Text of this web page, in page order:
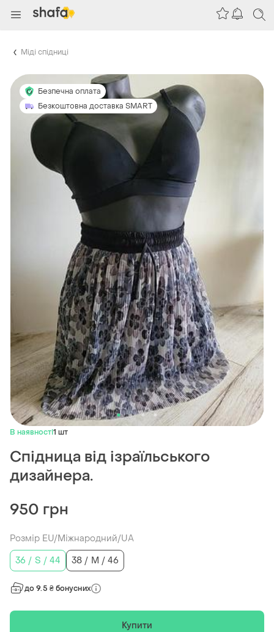
Міді спідниці
Безпечна оплата
Безкоштовна доставка SMART
В наявності1 шт
Спідница від ізраїльського
дизайнера.
950 грн
Розмір EU/Міжнародний/UA
36 / S / 44
38 / M / 46
до 9.5 ₴ бонусних
Купити